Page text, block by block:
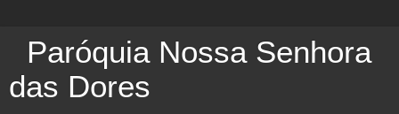
Paróquia Nossa Senhora
das Dores